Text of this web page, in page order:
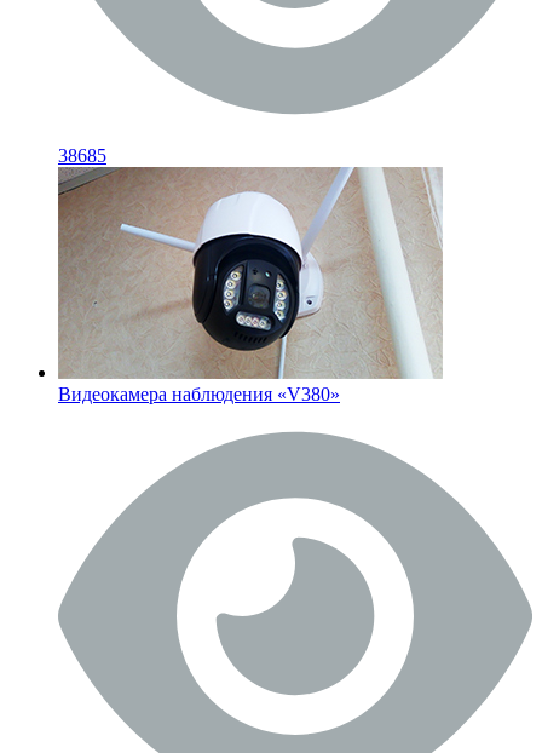
38685
Видеокамера наблюдения «V380»